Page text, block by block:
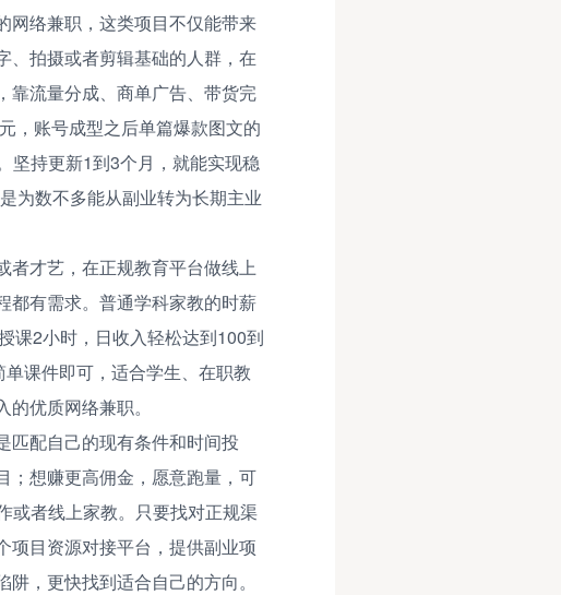
网络兼职，这类项目不仅能带来
、拍摄或者剪辑基础的人群，在
靠流量分成、商单广告、带货完
，账号成型之后单篇爆款图文的
坚持更新1到3个月，就能实现稳
为数不多能从副业转为长期主业
者才艺，在正规教育平台做线上
都有需求。普通学科家教的时薪
课2小时，日收入轻松达到100到
课件即可，适合学生、在职教
优质网络兼职。
匹配自己的现有条件和时间投
；想赚更高佣金，愿意跑量，可
或者线上家教。只要找对正规渠
项目资源对接平台，提供副业项
，更快找到适合自己的方向。